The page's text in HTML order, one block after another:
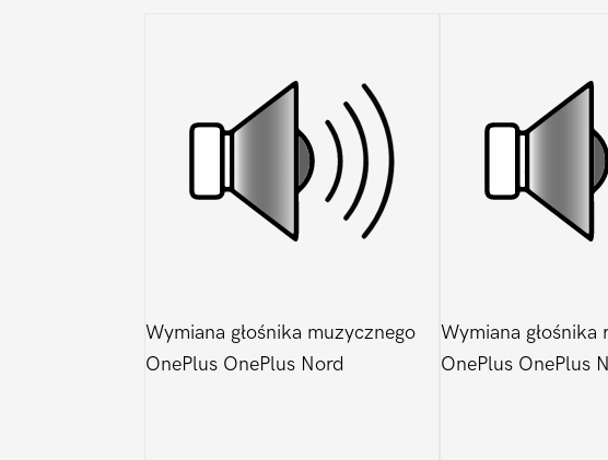
Wymiana głośnika muzycznego
OnePlus OnePlus Nord
Wymiana głośnika
OnePlus OnePlus